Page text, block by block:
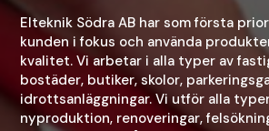
Elteknik Södra AB har som första
kunden i fokus och använda
kvalitet. Vi arbetar i alla typer av
bostäder, butiker, skolor,
idrottsanläggningar. Vi utför alla
nyproduktion, renoveringar,